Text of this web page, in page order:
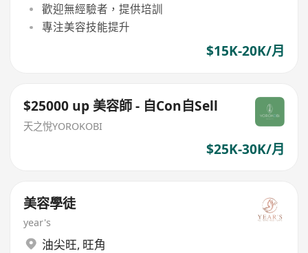
歡迎無經驗者，提供培訓
專注美容技能提升
$15K-20K/月
$25000 up 美容師 - 自Con自Sell
天之悅YOROKOBI
$25K-30K/月
美容學徒
year's
油尖旺, 旺角